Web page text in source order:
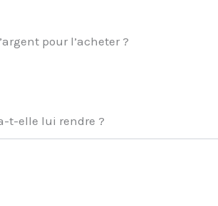
pour l’acheter ?
t-elle lui rendre ?